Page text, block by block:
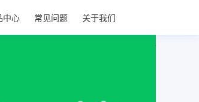
中心 常见问题 关于我们